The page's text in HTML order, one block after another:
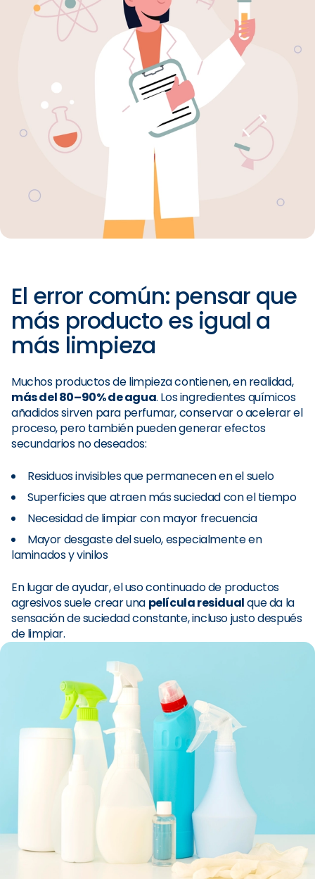
El error común: pensar que
más producto es igual a
más limpieza
Muchos productos de limpieza contienen, en realidad,
más del 80–90% de agua. Los ingredientes químicos
añadidos sirven para perfumar, conservar o acelerar el
proceso, pero también pueden generar efectos
secundarios no deseados:
Residuos invisibles que permanecen en el suelo
Superficies que atraen más suciedad con el tiempo
Necesidad de limpiar con mayor frecuencia
Mayor desgaste del suelo, especialmente en
laminados y vinilos
En lugar de ayudar, el uso continuado de productos
agresivos suele crear una película residualque da la
sensación de suciedad constante, incluso justo después
de limpiar.